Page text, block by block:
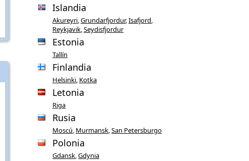
Islandia
Akureyri Grundarfjordur,Isafjord
Reykjavik Seydisfjordur
Estonia
Tallín
Finlandia
Helsinki Kotka
Letonia
Riga
Rusia
Moscú Murmansk San Petersburgo
Polonia
Gdansk Gdynia